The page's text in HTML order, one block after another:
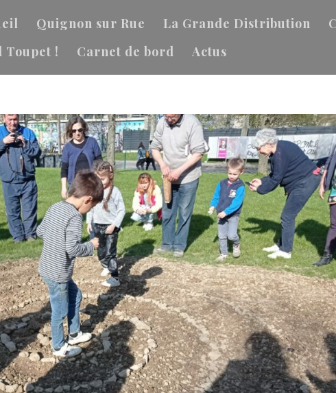
Quignon sur Rue La Grande Distribution
Toupet !
Carnet de bord Actus